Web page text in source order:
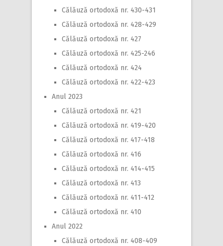
Călăuză ortodoxă nr. 430-431
Călăuză ortodoxă nr. 428-429
Călăuză ortodoxă nr. 427
Călăuză ortodoxă nr. 425-246
Călăuză ortodoxă nr. 424
Călăuză ortodoxă nr. 422-423
Anul 2023
Călăuză ortodoxă nr. 421
Călăuză ortodoxă nr. 419-420
Călăuză ortodoxă nr. 417-418
Călăuză ortodoxă nr. 416
Călăuză ortodoxă nr. 414-415
Călăuză ortodoxă nr. 413
Călăuză ortodoxă nr. 411-412
Călăuză ortodoxă nr. 410
Anul 2022
Călăuză ortodoxă nr. 408-409